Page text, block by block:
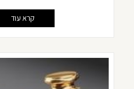
קרא עוד